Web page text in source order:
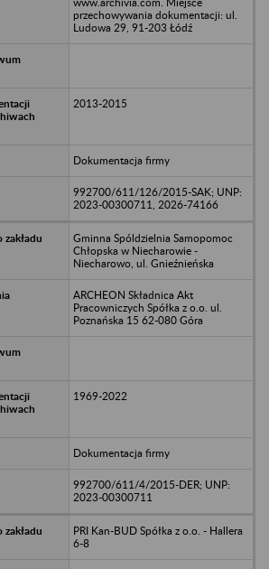
przechowywania dokumentacji: ul.
Ludowa 29, 91-203 Łódź
2013-2015
Dokumentacja firmy
992700/611/126/2015-SAK; UNP:
2023-00300711, 2026-74166
Gminna Spóldzielnia Samopomoc
Chłopska w Niecharowie -
Niecharowo, ul. Gnieźnieńska
ARCHEON Składnica Akt
Pracowniczych Spółka z o.o. ul.
Poznańska 15 62-080 Góra
1969-2022
Dokumentacja firmy
992700/611/4/2015-DER; UNP:
2023-00300711
PRI Kan-BUD Spółka z o.o. - Hallera
6-8